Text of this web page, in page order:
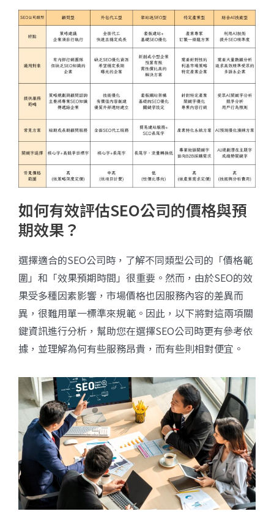
如何有效評估SEO公司的價格與預
期效果？
選擇適合的SEO公司時，了解不同類型公司的「價格範
圍」和「效果預期時間」很重要。然而，由於SEO的效
果受多種因素影響，市場價格也因服務內容的差異而
異，很難用單一標準來規範。因此，以下將對這兩項關
鍵資訊進行分析，幫助您在選擇SEO公司時更有參考依
據，並理解為何有些服務昂貴，而有些則相對便宜。